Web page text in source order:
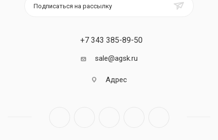
Подписаться на рассылку
+7 343 385-89-50
sale@agsk.ru
Адрес